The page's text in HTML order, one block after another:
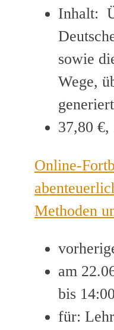
Inhalt:
sowie
Wege,
37,80 €,
Online-
Methoden
am
bis
für: